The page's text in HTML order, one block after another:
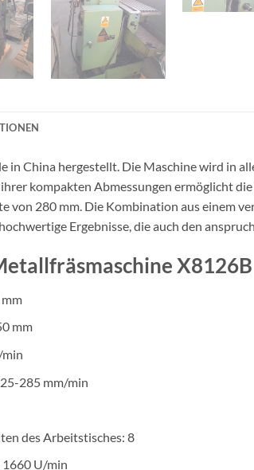
in China hergestellt. Die Maschine wird in
kompakten Abmessungen ermöglicht
von 280 mm. Die Kombination aus einem
Ergebnisse, die auch den
X8126B
mm
min
285 mm/min
des Arbeitstisches: 8
1660 U/min